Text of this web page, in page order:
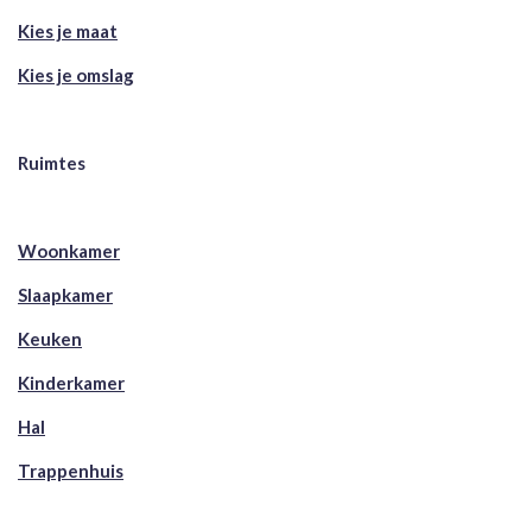
Kies je maat
Kies je omslag
Ruimtes
Woonkamer
Slaapkamer
Keuken
Kinderkamer
Hal
Trappenhuis